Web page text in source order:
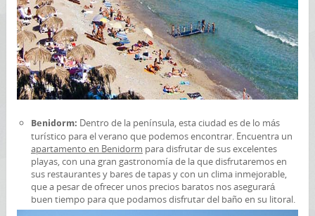
Benidorm: Dentro de la península, esta ciudad es de lo más
turístico para el verano que podemos encontrar. Encuentra un
apartamento en Benidorm para disfrutar de sus excelentes
playas, con una gran gastronomía de la que disfrutaremos en
sus restaurantes y bares de tapas y con un clima inmejorable,
que a pesar de ofrecer unos precios baratos nos asegurará
buen tiempo para que podamos disfrutar del baño en su litoral.